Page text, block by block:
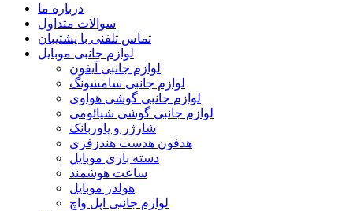
درباره ما
سوالات متداول
تماس تلفنی با پشتیبان
لوازم جانبی موبایل
لوازم جانبی آیفون
لوازم جانبی سامسونگ
لوازم جانبی گوشی هواوی
لوازم جانبی گوشی شیائومی
شارژر و پاوربانک
هدفون هدست هندزفری
دسته بازی موبایل
ساعت هوشمند
هولدر موبایل
لوازم جانبی اپل واچ